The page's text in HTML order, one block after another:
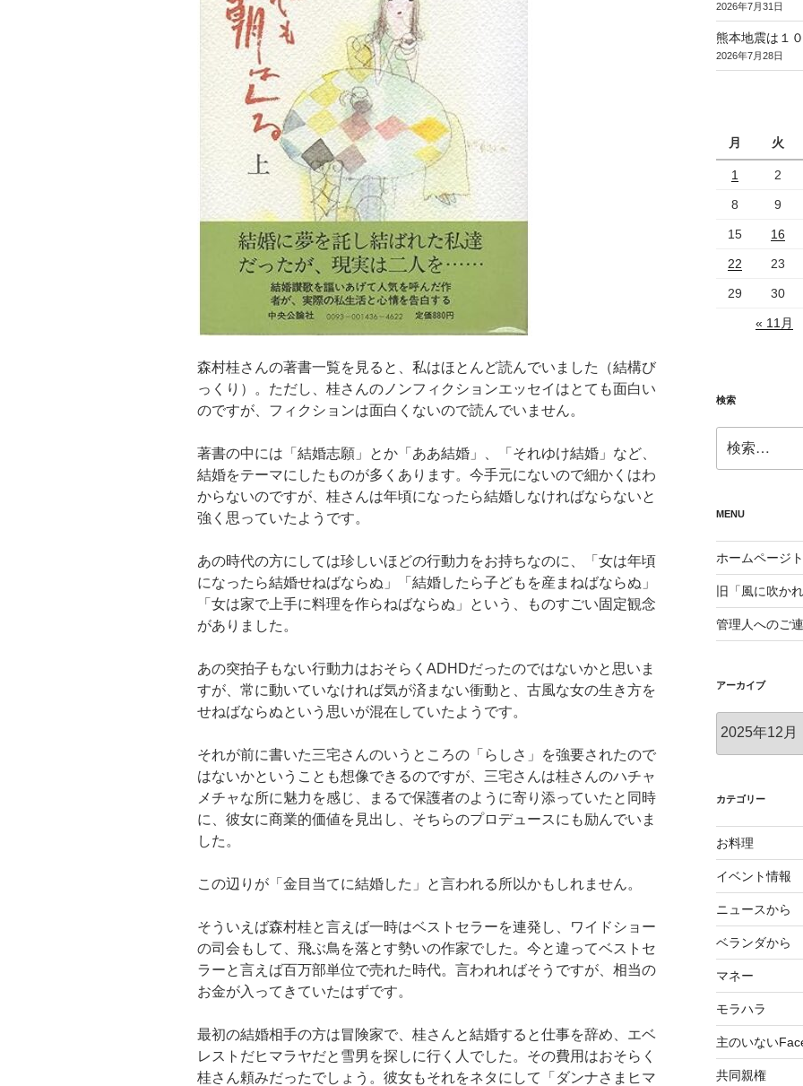
森村桂さんの著書一覧を見ると、私はほとんど読んでいました（結構び
っくり）。ただし、桂さんのノンフィクションエッセイはとても面白い
のですが、フィクションは面白くないので読んでいません。
著書の中には「結婚志願」とか「ああ結婚」、「それゆけ結婚」など、
結婚をテーマにしたものが多くあります。今手元にないので細かくはわ
からないのですが、桂さんは年頃になったら結婚しなければならないと
強く思っていたようです。
あの時代の方にしては珍しいほどの行動力をお持ちなのに、「女は年頃
になったら結婚せねばならぬ」「結婚したら子どもを産まねばならぬ」
「女は家で上手に料理を作らねばならぬ」という、ものすごい固定観念
がありました。
あの突拍子もない行動力はおそらくADHDだったのではないかと思いま
すが、常に動いていなければ気が済まない衝動と、古風な女の生き方を
せねばならぬという思いが混在していたようです。
それが前に書いた三宅さんのいうところの「らしさ」を強要されたので
はないかということも想像できるのですが、三宅さんは桂さんのハチャ
メチャな所に魅力を感じ、まるで保護者のように寄り添っていたと同時
に、彼女に商業的価値を見出し、そちらのプロデュースにも励んでいま
した。
この辺りが「金目当てに結婚した」と言われる所以かもしれません。
そういえば森村桂と言えば一時はベストセラーを連発し、ワイドショー
の司会もして、飛ぶ鳥を落とす勢いの作家でした。今と違ってベストセ
ラーと言えば百万部単位で売れた時代。言われればそうですが、相当の
お金が入ってきていたはずです。
最初の結婚相手の方は冒険家で、桂さんと結婚すると仕事を辞め、エベ
レストだヒマラヤだと雪男を探しに行く人でした。その費用はおそらく
桂さん頼みだったでしょう。彼女もそれをネタにして「ダンナさまヒマ
2026年7月31日
熊本地震は１
2026年7月28日
月 火
1 2
8 9
15 16
22 23
29 30
« 11月
検索
索:
MENU
ホームページ
旧「風に吹か
管理人へのご
アーカイブ
ー
ブ
カテゴリー
お料理
イベント情報
ニュースから
ベランダから
マネー
モラハラ
主のいない
共同親権